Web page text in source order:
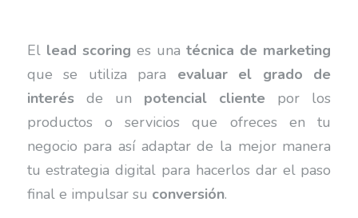
El lead scoring es unatécnica de marketing
que se utiliza para evaluar el grado de
interésde un potencial cliente por los
productos o servicios que ofreces en tu
negocio para así adaptar de la mejor manera
tu estrategia digital para hacerlos dar el paso
final e impulsar su conversión.